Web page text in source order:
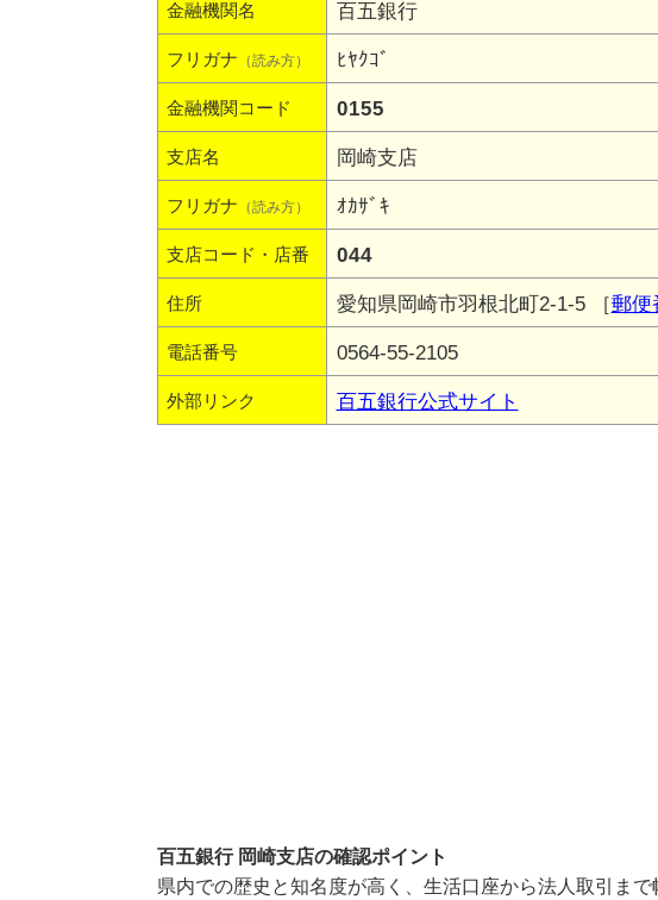
金融機関名 百五銀行
フリガナ （読み方） ﾋﾔｸｺﾞ
金融機関コード 0155
支店名 岡崎支店
フリガナ （読み方） ｵｶｻﾞｷ
支店コード・店番 044
住所 愛知県岡崎市羽根北町2-1-5 ［郵便
電話番号 0564-55-2105
外部リンク 百五銀行公式サイト
百五銀行 岡崎支店の確認ポイント
県内での歴史と知名度が高く、生活口座から法人取引ま